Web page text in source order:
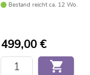
Bestand reicht ca. 12 Wo.
499,00€